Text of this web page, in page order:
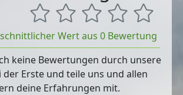
Wert aus 0 Bewertung
keine Bewertungen durch unsere
der Erste und teile uns und allen
deine Erfahrungen mit.